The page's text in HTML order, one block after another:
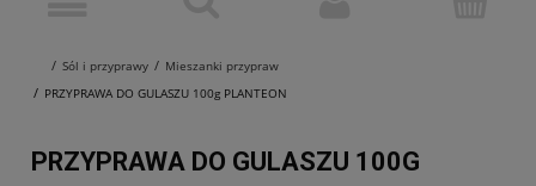
Sól i przyprawy
Mieszanki przypraw
PRZYPRAWA DO GULASZU 100g PLANTEON
PRZYPRAWA DO GULASZU 100G